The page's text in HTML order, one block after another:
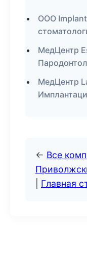
ООО
МедЦентр
МедЦентр
← Все
Главная